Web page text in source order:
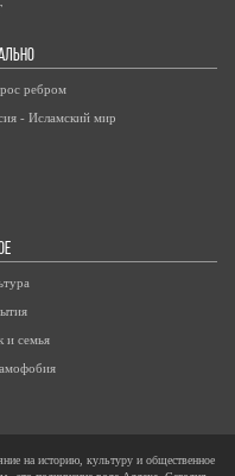
ребром
- Исламский мир
и семья
на историю, культуру и общественное